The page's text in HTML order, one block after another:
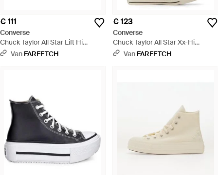
€ 111
Converse
Chuck Taylor All Star Lift Hi
Sneakers - Zwart
Van FARFETCH
€ 123
Converse
Chuck Taylor All Star Xx-Hi
Sneakers Met Luipaardprint -
Van FARFETCH